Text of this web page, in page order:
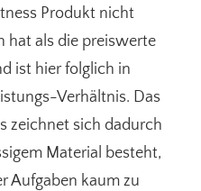
Produkt nicht
hat als die preiswerte
ist hier folglich in
Verhältnis. Das
zeichnet sich dadurch
Material besteht,
Aufgaben kaum zu